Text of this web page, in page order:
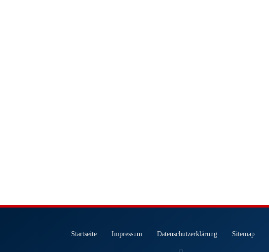
Startseite Impressum Datenschutzerklärung Sitemap